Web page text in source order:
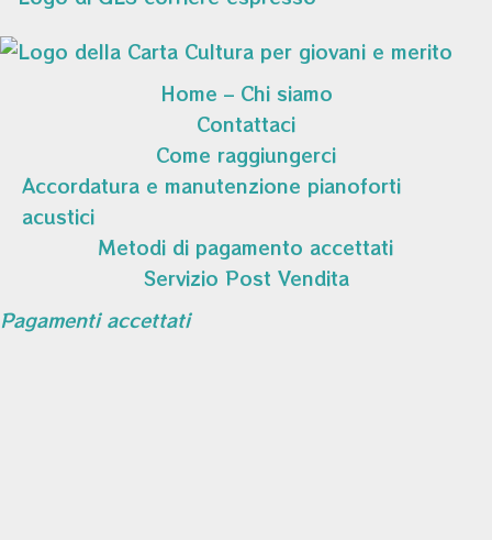
Home – Chi siamo
Contattaci
Come raggiungerci
Accordatura e manutenzione pianoforti
acustici
Metodi di pagamento accettati
Servizio Post Vendita
Pagamenti accettati